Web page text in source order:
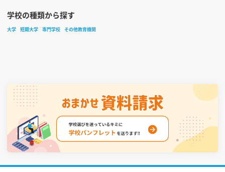
学校の種類から探す
大学 短期大学 専門学校 その他教育機関